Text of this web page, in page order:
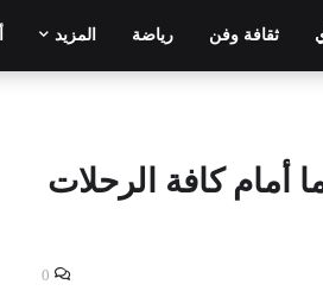
ثقافة وفن رياضة المزيد
أمام كافة الرحلات
0